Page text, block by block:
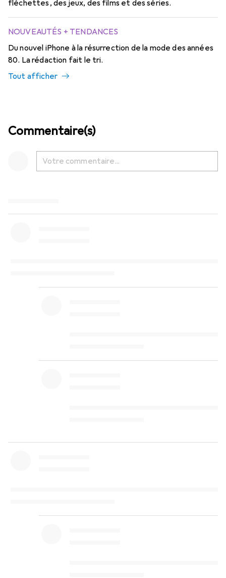
fléchettes, des jeux, des films et des séries.
NOUVEAUTÉS + TENDANCES
Du nouvel iPhone à la résurrection de la mode des années
80. La rédaction fait le tri.
Tout afficher
Commentaire(s)